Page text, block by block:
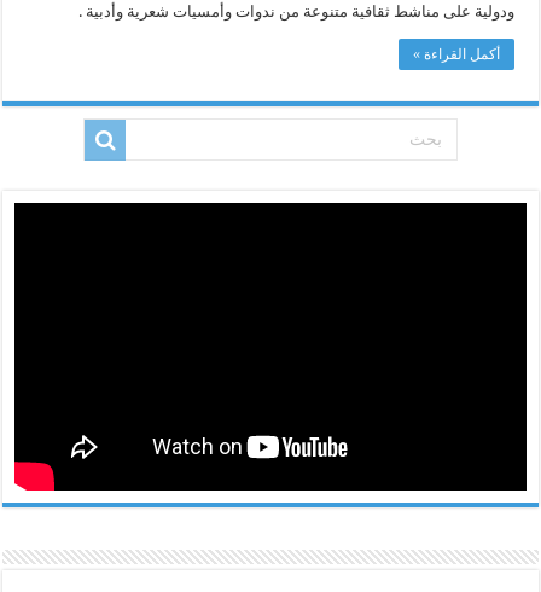
ودولية على مناشط ثقافية متنوعة من ندوات وأمسيات شعرية وأدبية .
أكمل القراءة »